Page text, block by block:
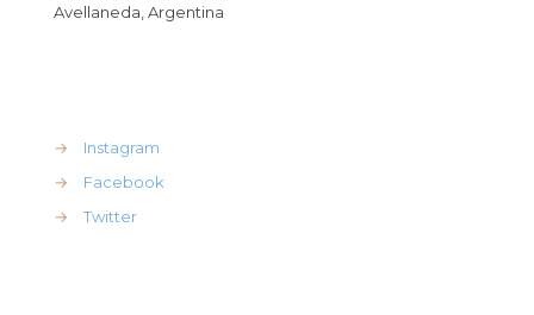
Avellaneda, Argentina
→
Instagram
→
Facebook
→
Twitter